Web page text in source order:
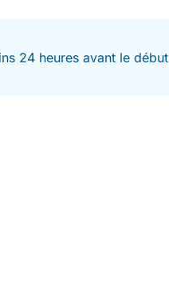
24 heures avant le début